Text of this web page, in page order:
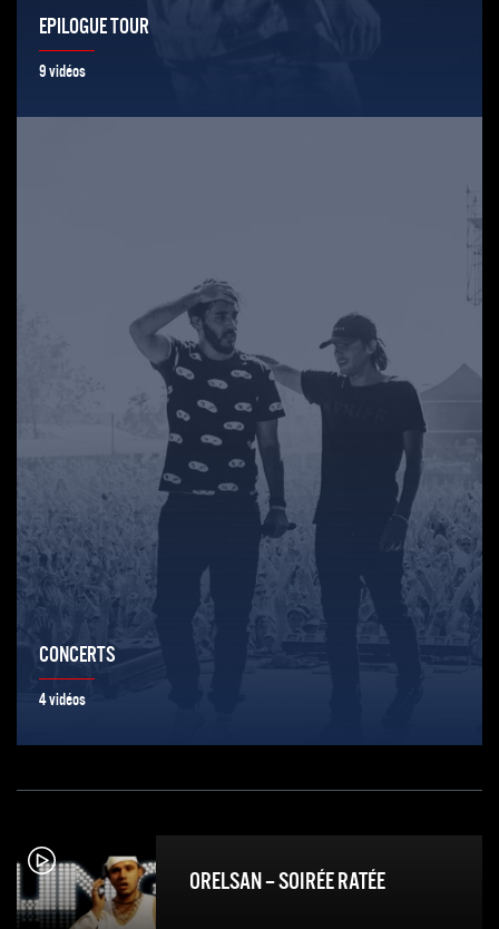
EPILOGUE TOUR
9 vidéos
CONCERTS
4 vidéos
ORELSAN – SOIRÉE RATÉE